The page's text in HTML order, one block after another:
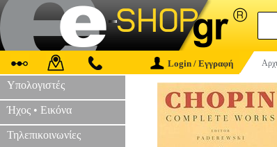
Login / Εγγραφή
Υπολογιστές
Ήχος • Εικόνα
Τηλεπικοινωνίες